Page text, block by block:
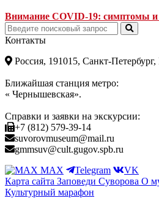
Внимание COVID-19: симптомы и
Контакты
Россия, 191015, Санкт-
Ближайшая станция метро:
« Чернышевская».
Справки и заявки на экскурсии:
+7 (812) 579-39-14
suvorovmuseum@mail.ru
gmmsuv@cult.gugov.spb.ru
MAX
Telegram
VK
Карта сайта Заповеди Cуворова О
Культурный марафон